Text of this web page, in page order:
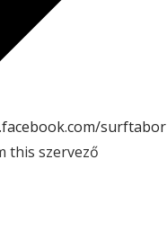
surftabor
this szervező